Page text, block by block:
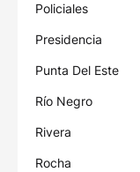
Policiales
Presidencia
Punta Del Este
Río Negro
Rivera
Rocha